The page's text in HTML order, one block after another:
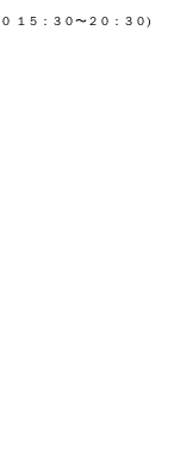
１５：３０〜２０：３０)